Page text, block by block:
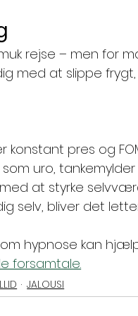
rejse – men for
med at slippe
konstant pres og
uro,
at styrke
selv, bliver det
om hypnose kan
forsamtale.
JALOUSI